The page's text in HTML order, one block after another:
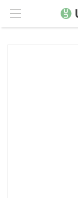
Menu
KONTAKT